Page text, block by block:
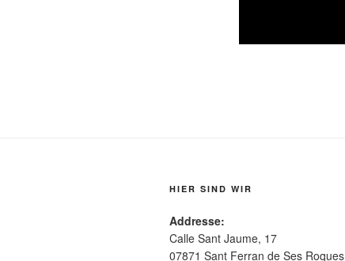
HIER SIND WIR
Addresse:
Calle Sant Jaume, 17
07871 Sant Ferran de Ses Roques